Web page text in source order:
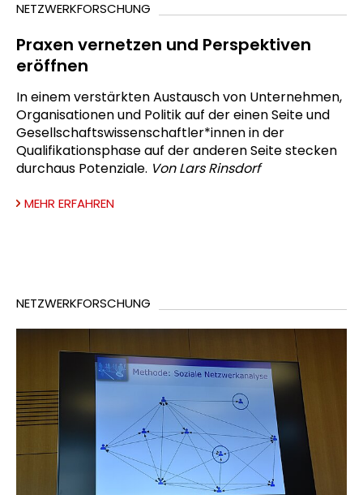
NETZWERKFORSCHUNG
Praxen vernetzen und Perspektiven
eröffnen
In einem verstärkten Austausch von Unternehmen,
Organisationen und Politik auf der einen Seite und
Gesellschaftswissenschaftler*innen in der
Qualifikationsphase auf der anderen Seite stecken
durchaus Potenziale. Von Lars Rinsdorf
MEHR ERFAHREN
NETZWERKFORSCHUNG